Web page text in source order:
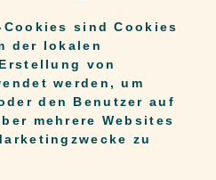
sind Cookies
der lokalen
von
werden, um
den Benutzer auf
mehrere Websites
zu